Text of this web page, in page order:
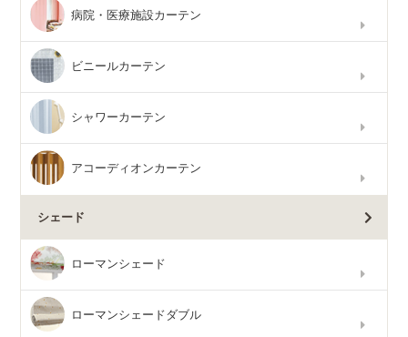
病院・医療施設カーテン
ビニールカーテン
シャワーカーテン
アコーディオンカーテン
シェード
ローマンシェード
ローマンシェードダブル